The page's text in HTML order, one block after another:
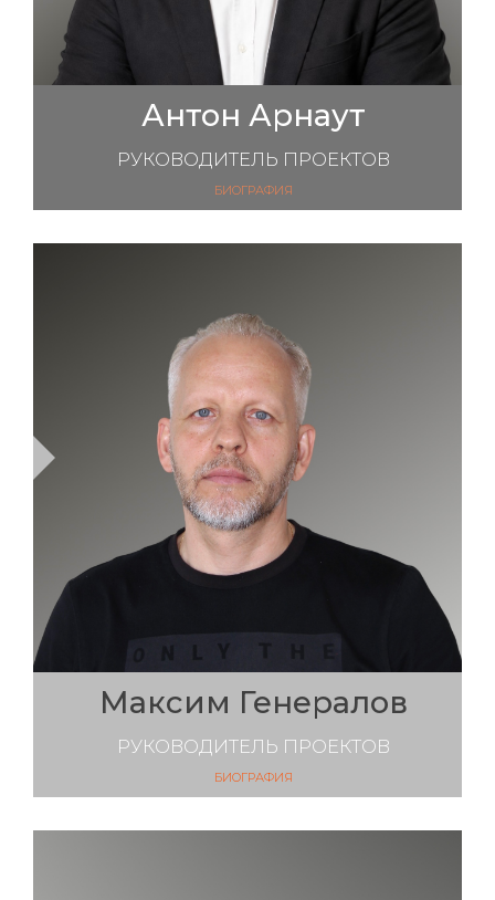
Антон Арнаут
РУКОВОДИТЕЛЬ ПРОЕКТОВ
БИОГРАФИЯ
Максим Генералов
РУКОВОДИТЕЛЬ ПРОЕКТОВ
БИОГРАФИЯ